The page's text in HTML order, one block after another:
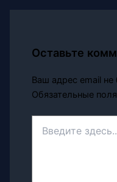
Оставьте
Ваш адрес email не
Обязательные
здесь...